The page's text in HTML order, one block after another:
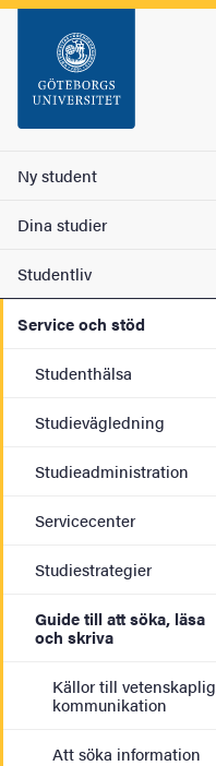
Sök
Ny student
Dina studier
Studentliv
Service och stöd
Studenthälsa
Studievägledning
Studieadministration
Servicecenter
Studiestrategier
Guide till att söka, läsa
och skriva
Källor till vetenskaplig
kommunikation
Att söka information